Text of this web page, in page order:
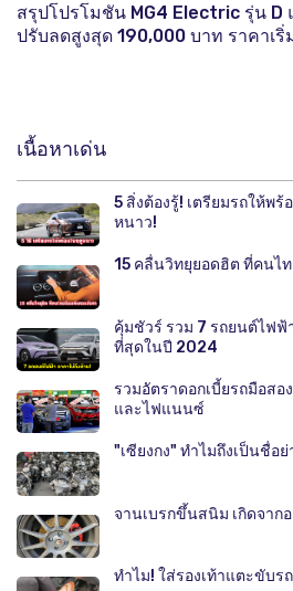
สรุปโปรโมชัน MG4 Electric รุ่น D
ปรับลดสูงสุด 190,000 บาท ราคาเ
เนื้อหาเด่น
5 สิ่งต้องรู้! เตรียมรถให้พ
หนาว!
15 คลื่นวิทยุยอดฮิต ที่คนไ
คุ้มชัวร์ รวม 7 รถยนต์ไฟ
ที่สุดในปี 2024
รวมอัตราดอกเบี้ยรถมือสอ
และไฟแนนซ์
"เซียงกง" ทำไมถึงเป็นชื่อ
จานเบรกขึ้นสนิม เกิดจาก
ทำไม! ใส่รองเท้าแตะขับร